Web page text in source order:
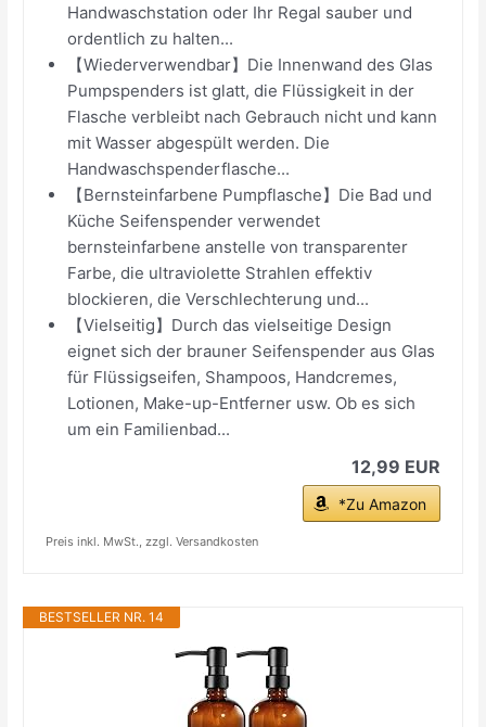
Handwaschstation oder Ihr Regal sauber und
ordentlich zu halten...
【Wiederverwendbar】Die Innenwand des Glas
Pumpspenders ist glatt, die Flüssigkeit in der
Flasche verbleibt nach Gebrauch nicht und kann
mit Wasser abgespült werden. Die
Handwaschspenderflasche...
【Bernsteinfarbene Pumpflasche】Die Bad und
Küche Seifenspender verwendet
bernsteinfarbene anstelle von transparenter
Farbe, die ultraviolette Strahlen effektiv
blockieren, die Verschlechterung und...
【Vielseitig】Durch das vielseitige Design
eignet sich der brauner Seifenspender aus Glas
für Flüssigseifen, Shampoos, Handcremes,
Lotionen, Make-up-Entferner usw. Ob es sich
um ein Familienbad...
12,99 EUR
*Zu Amazon
Preis inkl. MwSt., zzgl. Versandkosten
BESTSELLER NR. 14